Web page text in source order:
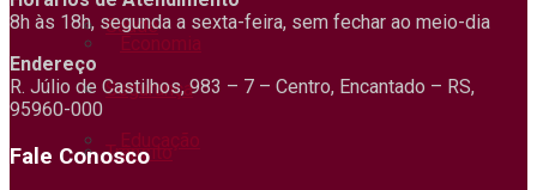
Economia
Educação
Saúde
Segurança
Trânsito
8h às 18h, segunda a sexta-feira, sem fechar ao meio-dia
Endereço
R. Júlio de Castilhos, 983 – 7 – Centro, Encantado – RS,
95960-000
Fale Conosco